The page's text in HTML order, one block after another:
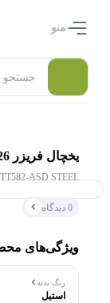
منو
یخچال فریزر 26 فوت ایکس ویژن مدلTT582-ASD رنگ استیل
ASD STEEL
0 دیدگاه
ویژگی‌های
رنگ بدنه
استیل